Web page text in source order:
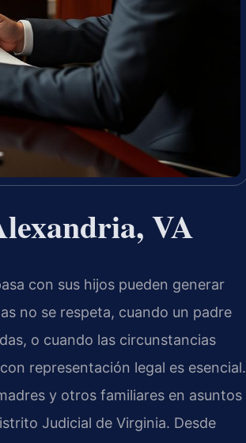
VA
con sus hijos pueden generar
no se respeta, cuando un padre
o cuando las circunstancias
representación legal es esencial.
y otros familiares en asuntos
Judicial de Virginia. Desde